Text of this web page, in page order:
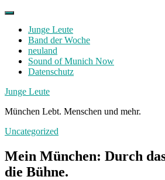
Skip
contentJunge Leute
Band der Woche
neuland
Sound of Munich Now
Datenschutz
Facebook
Twitter
Instagram
Junge Leute
München Lebt. Menschen und mehr.
Uncategorized
Mein München: Durch
die Bühne.